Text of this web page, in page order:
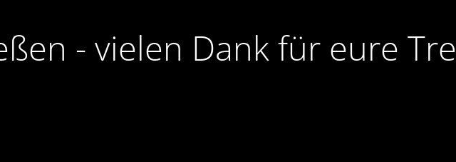
- vielen Dank für eure